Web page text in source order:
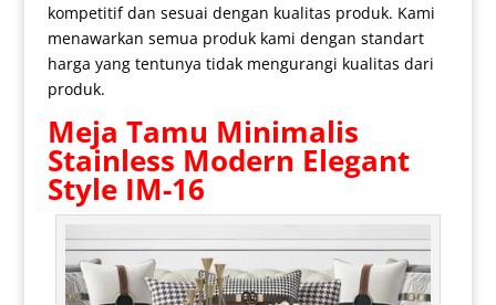
kompetitif dan sesuai dengan kualitas produk. Kami
menawarkan semua produk kami dengan standart
harga yang tentunya tidak mengurangi kualitas dari
produk.
Meja Tamu Minimalis
Stainless Modern Elegant
Style IM-16